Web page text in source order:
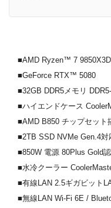
■AMD Ryzen™ 7
■GeForce RTX™ 5080
■32GB DDR5メモリ
■ハイエンドケース
■AMD B850 チップセット
■2TB SSD NVMe Gen.4対
■850W 電源 80Plus Gold
■水冷クーラー
■有線LAN 2.5ギガビット
■無線LAN Wi-Fi 6E /